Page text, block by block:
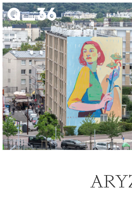
Nos créations
Nos talents
Où nous trouver
Nos expositions
À propos
Presse